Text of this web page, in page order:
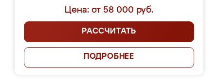
Цена: от 58 000 руб.
РАССЧИТАТЬ
ПОДРОБНЕЕ